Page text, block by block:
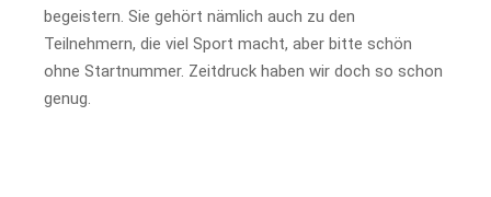
begeistern. Sie gehört nämlich auch zu den
Teilnehmern, die viel Sport macht, aber bitte schön
ohne Startnummer. Zeitdruck haben wir doch so schon
genug.